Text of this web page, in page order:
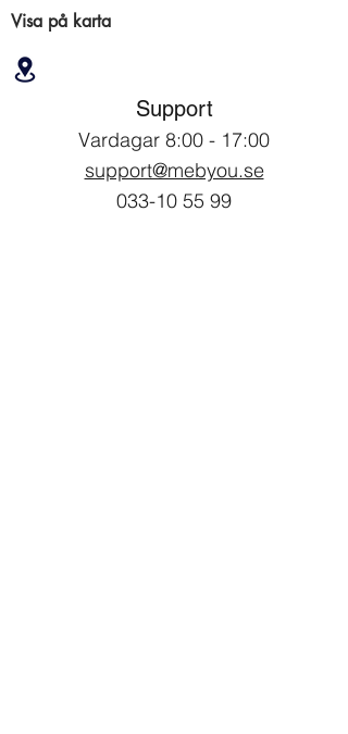
Visa på karta
Support
Vardagar 8:00 - 17:00
support@mebyou.se
033-10 55 99